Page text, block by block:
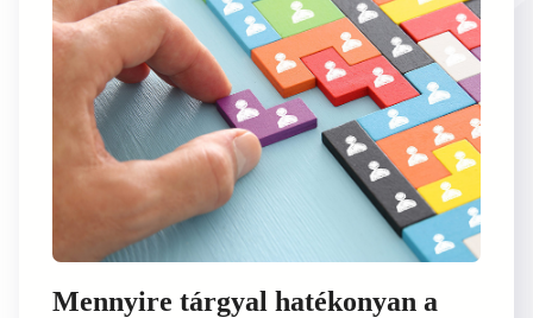
Mennyire tárgyal hatékonyan a